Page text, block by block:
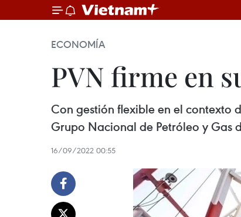
ECONOMÍA
PVN firme en
Con gestión flexible en el contexto
Grupo Nacional de Petróleo y Gas
16/09/2022 00:55